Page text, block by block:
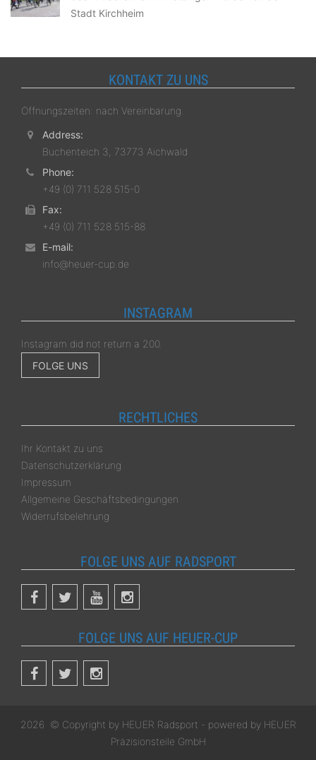
Stadt Kirchheim
KONTAKT ZU UNS
Öffnungszeiten: nach Vereinbarung.
Address:
Buchenteich 3, 73773 Aichwald
Phone:
+49 (0) 711 528 515-0
Fax:
+49 (0) 711 528 515-88
E-mail:
info@heuer-cup.de
INSTAGRAM
Instagram did not return a 200.
FOLGE UNS
RECHTLICHES
Ihr Kontakt zu uns
Datenschutzerklärung
Impressum
Allgemeine Geschäftsbedingungen
Widerrufsbelehrung
FOLGE UNS AUF RADSPORT
FOLGE UNS AUF HEUER-CUP
2026 © Copyright by HEUER Radsport - powered byHEUER
Präzisionsteile GmbH